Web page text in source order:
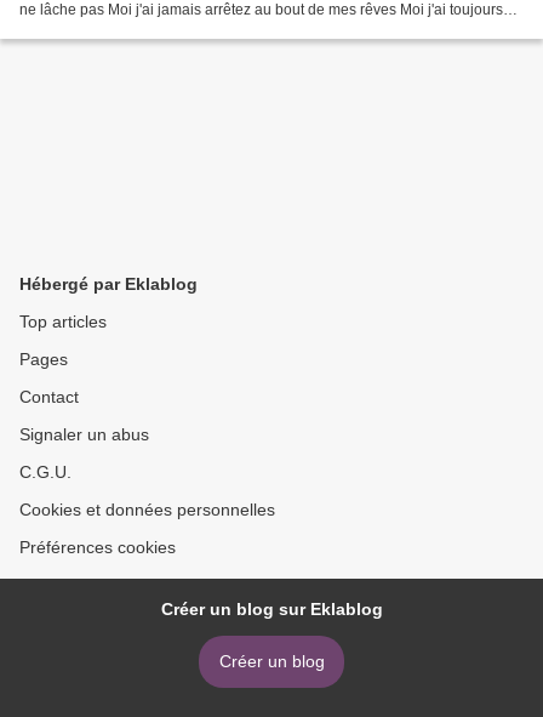
ne lâche pas Moi j'ai jamais arrêtez au bout de mes rêves Moi j'ai toujours
Hébergé par Eklablog
Top articles
Pages
Contact
Signaler un abus
C.G.U.
Cookies et données personnelles
Préférences cookies
Créer un blog sur Eklablog
Créer un blog